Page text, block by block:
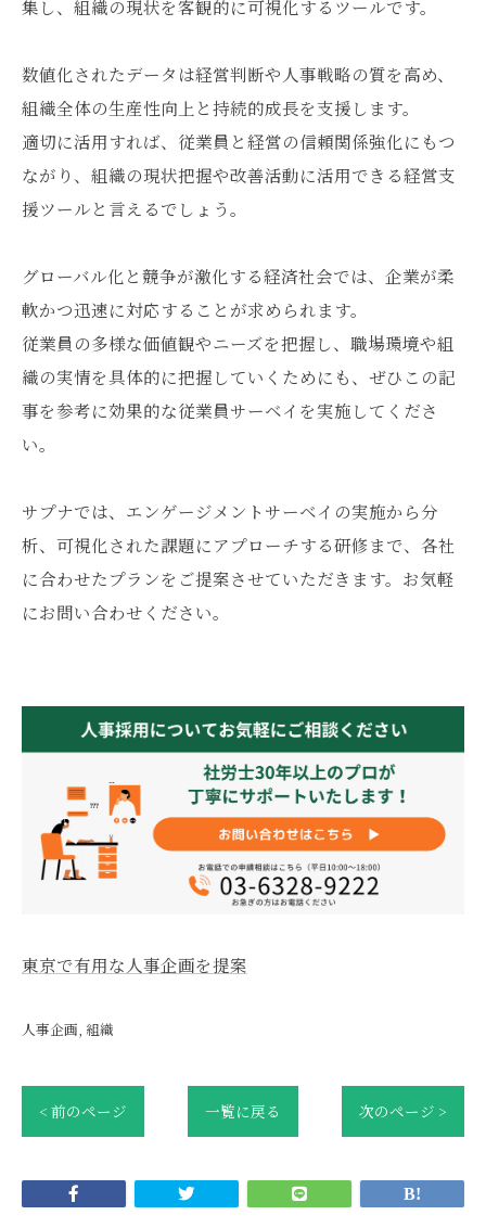
集し、組織の現状を客観的に可視化するツールです。
数値化されたデータは経営判断や人事戦略の質を高め、
組織全体の生産性向上と持続的成長を支援します。
適切に活用すれば、従業員と経営の信頼関係強化にもつ
ながり、組織の現状把握や改善活動に活用できる経営支
援ツールと言えるでしょう。
グローバル化と競争が激化する経済社会では、企業が柔
軟かつ迅速に対応することが求められます。
従業員の多様な価値観やニーズを把握し、職場環境や組
織の実情を具体的に把握していくためにも、ぜひこの記
事を参考に効果的な従業員サーベイを実施してくださ
い。
サプナでは、エンゲージメントサーベイの実施から分
析、可視化された課題にアプローチする研修まで、各社
に合わせたプランをご提案させていただきます。お気軽
にお問い合わせください。
東京で有用な人事企画を提案
人事企画 組織
< 前のページ 一覧に戻る 次のページ >